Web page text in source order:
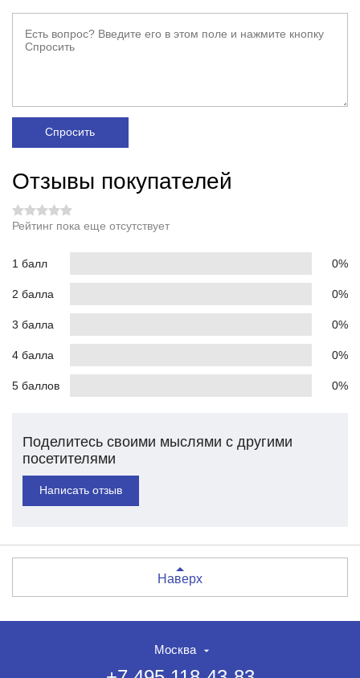
Спросить
Отзывы покупателей
Рейтинг пока еще отсутствует
1 балл 0%
2 балла 0%
3 балла 0%
4 балла 0%
5 баллов 0%
Поделитесь своими мыслями с другими
посетителями
Написать отзыв
Наверх
Москва